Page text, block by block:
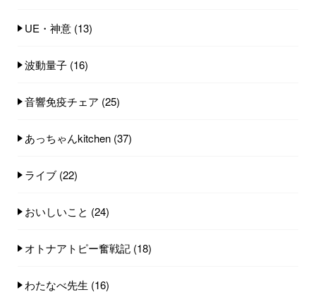
UE・神意 (13)
波動量子 (16)
音響免疫チェア (25)
あっちゃんkitchen (37)
ライブ (22)
おいしいこと (24)
オトナアトピー奮戦記 (18)
わたなべ先生 (16)